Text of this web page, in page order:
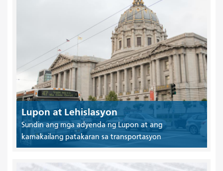
Lupon at Lehislasyon
Sundin ang mga adyenda ng Lupon at ang
kamakailang patakaran sa transportasyon